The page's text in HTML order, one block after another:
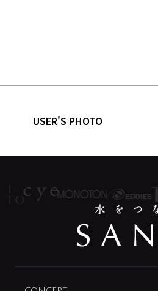
USER'S PHOTO